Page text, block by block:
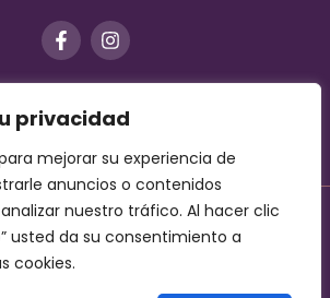
privacidad
mejorar su experiencia de
anuncios o contenidos
nuestro tráfico. Al hacer clic
usted da su consentimiento a
cookies.
y condiciones
–Cookies